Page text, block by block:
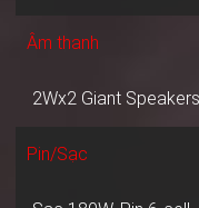
Âm thanh
2Wx2 Giant
Pin/Sạc